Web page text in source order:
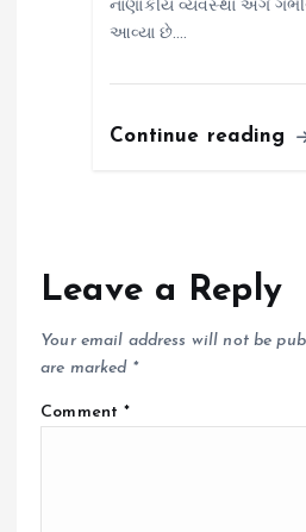
નાણાકીય વ્યવસ્થા અંગે
આવ્યા છે.…
Continue reading
Leave a Reply
Your email address will not be
are marked *
Comment*